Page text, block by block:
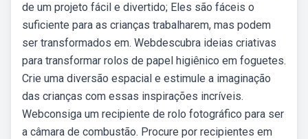
de um projeto fácil e divertido; Eles são fáceis o
suficiente para as crianças trabalharem, mas podem
ser transformados em. Webdescubra ideias criativas
para transformar rolos de papel higiênico em foguetes.
Crie uma diversão espacial e estimule a imaginação
das crianças com essas inspirações incríveis.
Webconsiga um recipiente de rolo fotográfico para ser
a câmara de combustão. Procure por recipientes em